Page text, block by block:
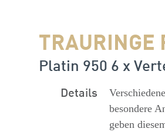
TRAURINGE
Platin 950 6 x
Details
besondere
geben